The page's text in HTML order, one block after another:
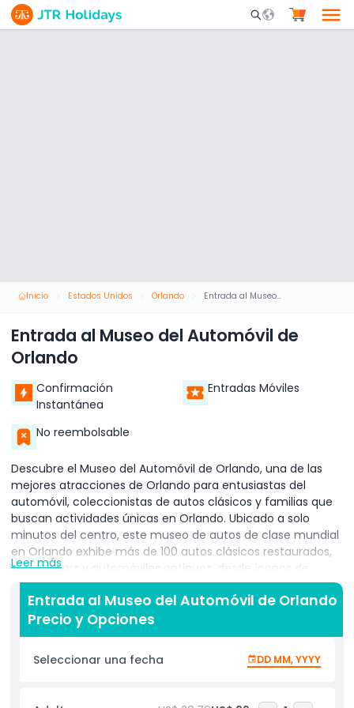
Mobile Search
Inicio Estados Unidos Orlando Entrada al Museo del Automóvil de Orlando
Entrada al Museo del Automóvil de
Orlando
Confirmación
Instantánea
Entradas Móviles
No reembolsable
Descubre el Museo del Automóvil de Orlando, una de las
mejores atracciones de Orlando para entusiastas del
automóvil, coleccionistas de autos clásicos y familias que
buscan actividades únicas en Orlando. Ubicado a solo
minutos del centro, este museo de autos de clase mundial
en Orlando exhibe más de 100 autos clásicos restaurados,
muscle cars y automóviles antiguos, desde íconos de
principios del siglo XX hasta maravillas modernas. Explora
galerías temáticas llenas de clásicos estadounidenses de
los años 50, muscle cars de los 60, elegantes autos
deportivos europeos y raros vehículos conceptuales que
celebran la evolución de la industria automotriz. Perfecto
para turistas y locales, el museo ofrece una experiencia
histórica. Los puntos destacados incluyen Cadillacs vintage,
Leer más
Entrada al Museo del Automóvil de Orlando
Precio y Opciones
Seleccionar una fecha DD MM, YYYY